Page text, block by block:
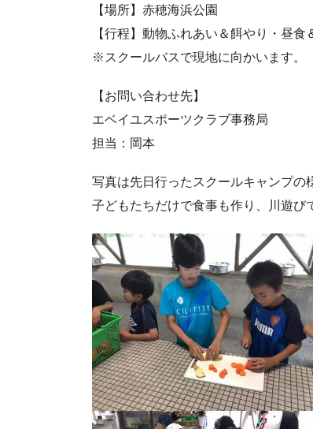
【場所】赤穂海浜公園
【行程】動物ふれあい＆餌やり・昼食
※スクールバスで現地に向かいます。
【お問い合わせ先】
エベイユスポーツクラブ事務局
担当：岡本
写真は先日行ったスクールキャンプの
子どもたちだけで食事も作り、川遊び